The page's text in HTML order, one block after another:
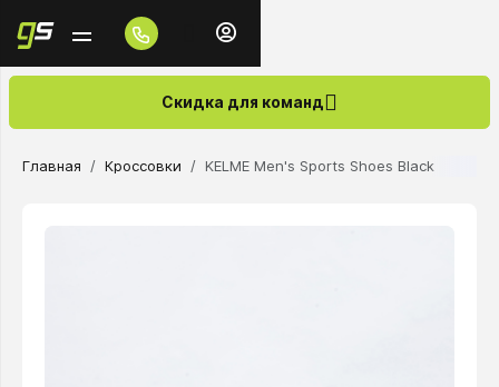
Скидка для команд
Главная Кроссовки KELME Men's Sports Shoes Black